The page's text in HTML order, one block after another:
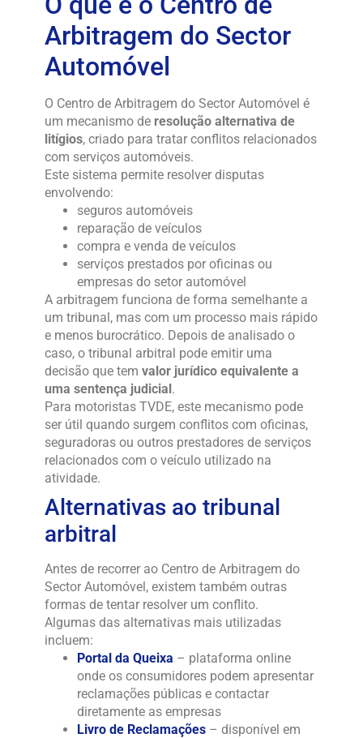
Arbitragem do Sector
Automóvel
O Centro de Arbitragem do Sector Automóvel é
um mecanismo de resolução alternativa de
litígios, criado para tratar conflitos relacionados
com serviços automóveis.
Este sistema permite resolver disputas
envolvendo:
seguros automóveis
reparação de veículos
compra e venda de veículos
serviços prestados por oficinas ou
empresas do setor automóvel
A arbitragem funciona de forma semelhante a
um tribunal, mas com um processo mais rápido
e menos burocrático. Depois de analisado o
caso, o tribunal arbitral pode emitir uma
decisão que tem valor jurídico equivalente a
uma sentença judicial.
Para motoristas TVDE, este mecanismo pode
ser útil quando surgem conflitos com oficinas,
seguradoras ou outros prestadores de serviços
relacionados com o veículo utilizado na
atividade.
Alternativas ao tribunal
arbitral
Antes de recorrer ao Centro de Arbitragem do
Sector Automóvel, existem também outras
formas de tentar resolver um conflito.
Algumas das alternativas mais utilizadas
incluem:
Portal da Queixa – plataforma online
onde os consumidores podem apresentar
reclamações públicas e contactar
diretamente as empresas
Livro de Reclamações– disponível em